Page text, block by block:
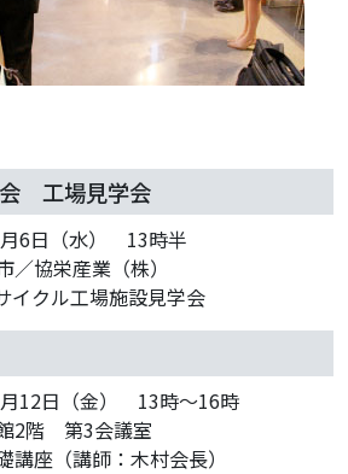
工場見学会
6日（水） 13時半
／協栄産業（株）
イクル工場施設見学会
12日（金） 13時～16時
2階 第3会議室
講座（講師：木村会長）